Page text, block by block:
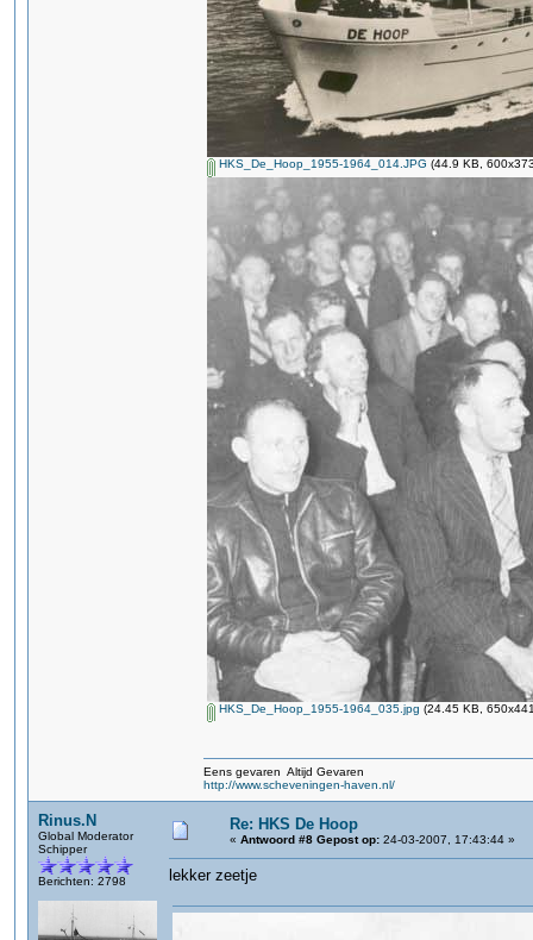
HKS_De_Hoop_1955-1964_014.JPG (44.9 KB,
HKS_De_Hoop_1955-1964_035.jpg (24.45 KB,
Eens gevaren Altijd Gevaren
http://www.scheveningen-haven.nl/
Rinus.N
Global Moderator
Schipper
Berichten: 2798
Re: HKS De Hoop
« Antwoord #8 Gepost op: 24-03-2007, 17:43:44 »
lekker zeetje